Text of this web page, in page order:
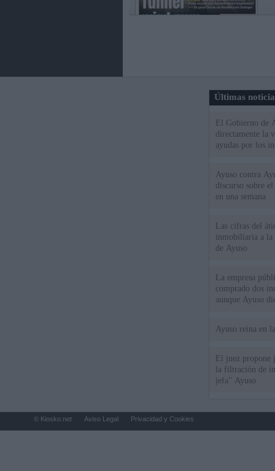
Últimas
El Gobierno de
directamente la
ayudas por los
Ayuso contra
discurso sobre
en una semana
Las cifras del
inmobiliaria a la
de Ayuso
La empresa
comprado dos
aunque Ayuso
Ayuso reina en
El juez propone
la filtración de
jefa" Ayuso
© Kiosko.net Aviso Legal Privacidad y Cookies